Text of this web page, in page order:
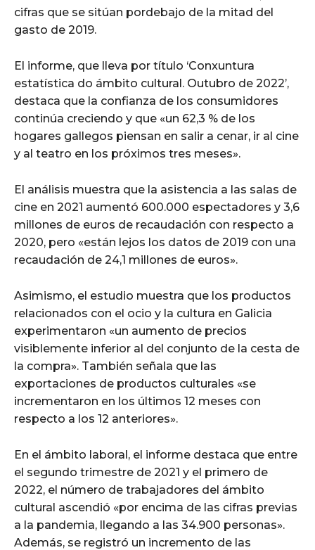
cifras que se sitúan pordebajo de la mitad del
gasto de 2019.
El informe, que lleva por título ‘Conxuntura
estatística do ámbito cultural. Outubro de 2022’,
destaca que la confianza de los consumidores
continúa creciendo y que «un 62,3 % de los
hogares gallegos piensan en salir a cenar, ir al cine
y al teatro en los próximos tres meses».
El análisis muestra que la asistencia a las salas de
cine en 2021 aumentó 600.000 espectadores y 3,6
millones de euros de recaudación con respecto a
2020, pero «están lejos los datos de 2019 con una
recaudación de 24,1 millones de euros».
Asimismo, el estudio muestra que los productos
relacionados con el ocio y la cultura en Galicia
experimentaron «un aumento de precios
visiblemente inferior al del conjunto de la cesta de
la compra». También señala que las
exportaciones de productos culturales «se
incrementaron en los últimos 12 meses con
respecto a los 12 anteriores».
En el ámbito laboral, el informe destaca que entre
el segundo trimestre de 2021 y el primero de
2022, el número de trabajadores del ámbito
cultural ascendió «por encima de las cifras previas
a la pandemia, llegando a las 34.900 personas».
Además, se registró un incremento de las